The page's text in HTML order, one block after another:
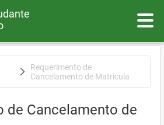
Requerimento de
Cancelamento de Matrícula
de Cancelamento de